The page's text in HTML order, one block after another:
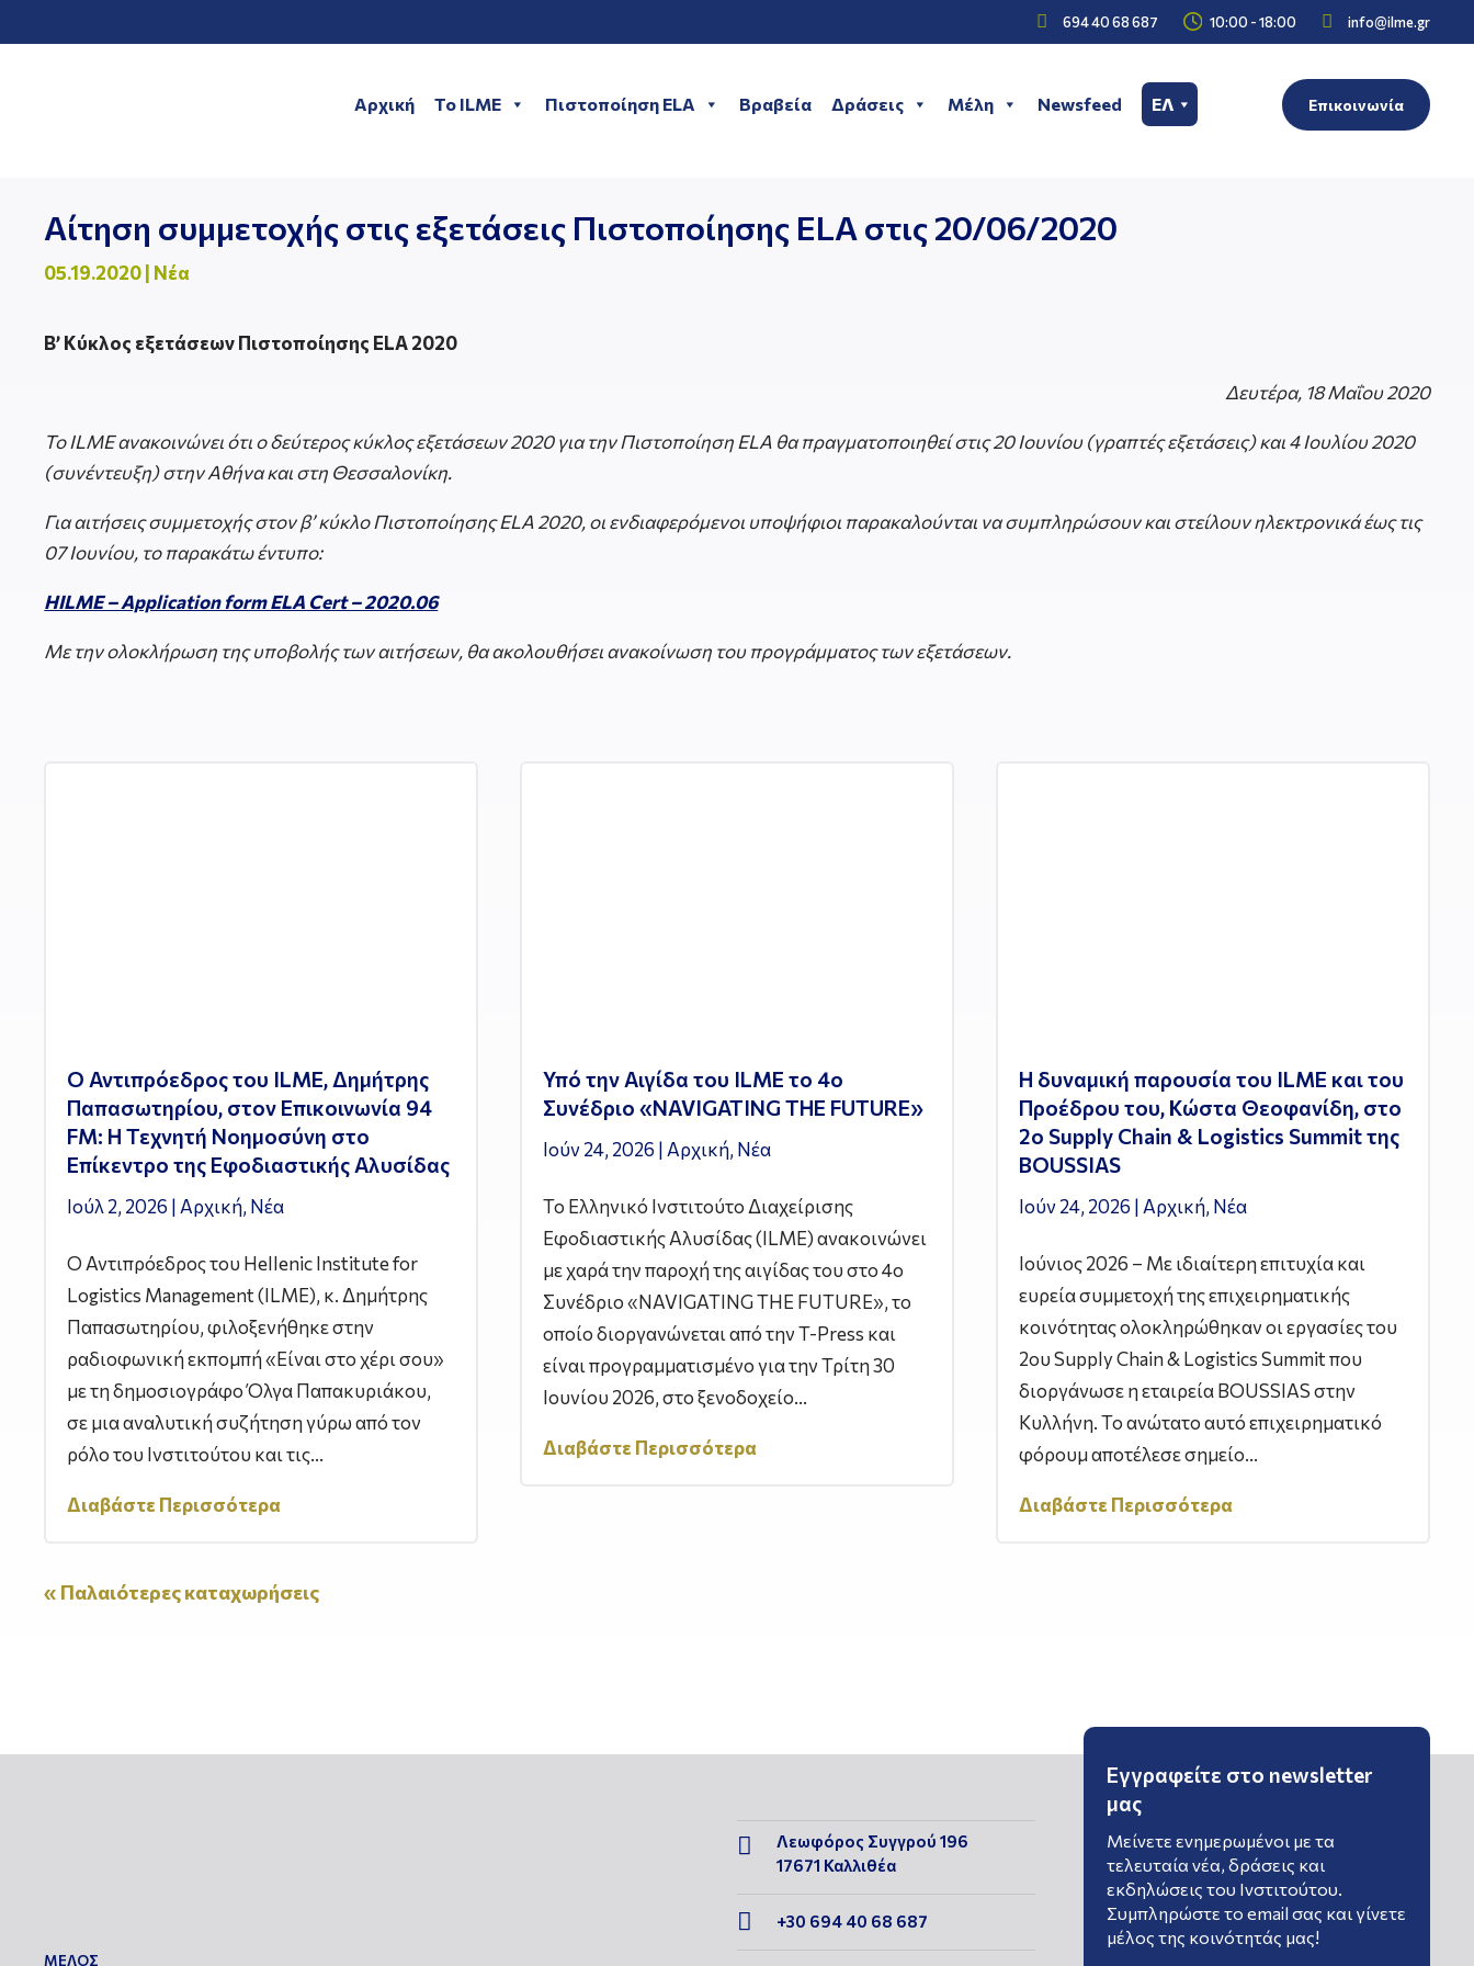
 694 40 68 687  10:00 - 18:00  info@ilme.gr
Αρχική To ILME Πιστοποίηση ELA Βραβεία Δράσεις Μέλη Newsfeed ΕΛ Επικοινωνία
Αίτηση συμμετοχής στις εξετάσεις Πιστοποίησης ELA στις 20/06/2020
05.19.2020 Νέα
B’ Κύκλος εξετάσεων Πιστοποίησης ELA2020
Δευτέρα, 18 Μαΐου 2020
To ILMEανακοινώνει ότι ο δεύτερος κύκλος εξετάσεων 2020 για την Πιστοποίηση ELA θα πραγματοποιηθεί στις 20 Ιουνίου (γραπτές εξετάσεις) και 4 Ιουλίου 2020
(συνέντευξη) στην Αθήνα και στη Θεσσαλονίκη.
Για αιτήσεις συμμετοχής στον β’ κύκλο ΠιστοποίησηςELA 2020, οι ενδιαφερόμενοι υποψήφιοι παρακαλούνται να συμπληρώσουν και στείλουν ηλεκτρονικά έως τις
07 Ιουνίου, το παρακάτω έντυπο:
HILME – Application form ELA Cert – 2020.06
Με την ολοκλήρωση της υποβολής των αιτήσεων, θα ακολουθήσει ανακοίνωση του προγράμματος των εξετάσεων.
Ο Αντιπρόεδρος του ILME, Δημήτρης
Παπασωτηρίου, στον Επικοινωνία 94
FM: Η Τεχνητή Νοημοσύνη στο
Επίκεντρο της Εφοδιαστικής Αλυσίδας
Ιούλ 2, 2026 | Αρχική, Νέα
Ο Αντιπρόεδρος του Hellenic Institute for
Logistics Management (ILME), κ. Δημήτρης
Παπασωτηρίου, φιλοξενήθηκε στην
ραδιοφωνική εκπομπή «Είναι στο χέρι σου»
με τη δημοσιογράφο Όλγα Παπακυριάκου,
σε μια αναλυτική συζήτηση γύρω από τον
ρόλο του Ινστιτούτου και τις...
Διαβάστε Περισσότερα
Υπό την Αιγίδα του ILME το 4ο
Συνέδριο «NAVIGATING THE FUTURE»
Ιούν 24, 2026 | Αρχική, Νέα
Το Ελληνικό Ινστιτούτο Διαχείρισης
Εφοδιαστικής Αλυσίδας (ILME) ανακοινώνει
με χαρά την παροχή της αιγίδας του στο 4ο
Συνέδριο «NAVIGATING THE FUTURE», το
οποίο διοργανώνεται από την T-Press και
είναι προγραμματισμένο για την Τρίτη 30
Ιουνίου 2026, στο ξενοδοχείο...
Διαβάστε Περισσότερα
Η δυναμική παρουσία του ILME και του
Προέδρου του, Κώστα Θεοφανίδη, στο
2ο Supply Chain & Logistics Summit της
BOUSSIAS
Ιούν 24, 2026 | Αρχική, Νέα
Ιούνιος 2026 – Με ιδιαίτερη επιτυχία και
ευρεία συμμετοχή της επιχειρηματικής
κοινότητας ολοκληρώθηκαν οι εργασίες του
2ου Supply Chain & Logistics Summit που
διοργάνωσε η εταιρεία BOUSSIAS στην
Κυλλήνη. Το ανώτατο αυτό επιχειρηματικό
φόρουμ αποτέλεσε σημείο...
Διαβάστε Περισσότερα
« Παλαιότερες καταχωρήσεις
ΜΕΛΟΣ

Λεωφόρος Συγγρού 196
17671 Καλλιθέα
 +30 694 40 68 687
Εγγραφείτε στο newsletter
μας
Μείνετε ενημερωμένοι με τα
τελευταία νέα, δράσεις και
εκδηλώσεις του Ινστιτούτου.
Συμπληρώστε το email σας και γίνετε
μέλος της κοινότητάς μας!